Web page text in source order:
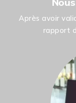
Après avoir
rapport